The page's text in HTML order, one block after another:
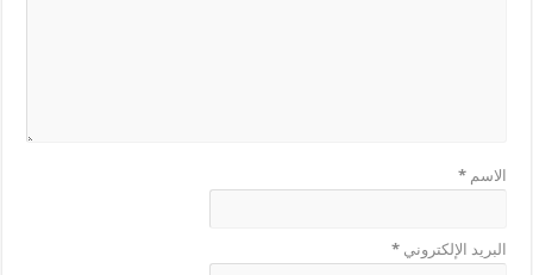
الاسم*
البريد الإلكتروني*